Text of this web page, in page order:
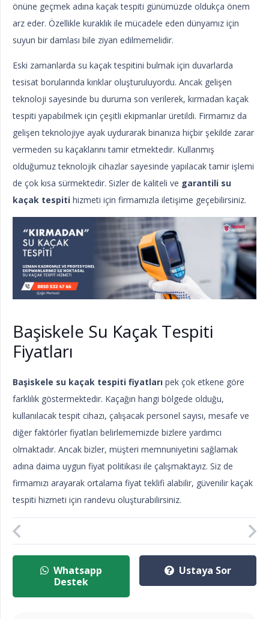
önüne geçmek adına kaçak tespiti günümüzde oldukça önem
arz eder. Özellikle kuraklık ile mücadele eden dünyamız için
suyun bir damlası bile ziyan edilmemelidir.
Eski zamanlarda su kaçak tespitini bulmak için duvarlarda
tesisat borularında kırıklar oluşturuluyordu. Ancak gelişen
teknoloji sayesinde bu duruma son verilerek, kırmadan kaçak
tespiti yapabilmek için çeşitli ekipmanlar üretildi. Firmamız da
gelişen teknolojiye ayak uydurarak binanıza hiçbir şekilde zarar
vermeden su kaçaklarını tamir etmektedir. Kullanmış
olduğumuz teknolojik cihazlar sayesinde yapılacak tamir işlemi
de çok kısa sürmektedir. Sizler de kaliteli ve garantili su
kaçak tespiti hizmeti için firmamızla iletişime geçebilirsiniz.
Başiskele Su Kaçak Tespiti
Fiyatları
Başiskele su kaçak tespiti fiyatları pek çok etkene göre
farklılık göstermektedir. Kaçağın hangi bölgede olduğu,
kullanılacak tespit cihazı, çalışacak personel sayısı, mesafe ve
diğer faktörler fiyatları belirlememizde bizlere yardımcı
olmaktadır. Ancak bizler, müşteri memnuniyetini sağlamak
adına daima uygun fiyat politikası ile çalışmaktayız. Siz de
firmamızı arayarak ortalama fiyat teklifi alabilir, güvenilir kaçak
tespiti hizmeti için randevu oluşturabilirsiniz.
Whatsapp
Destek
Ustaya Sor